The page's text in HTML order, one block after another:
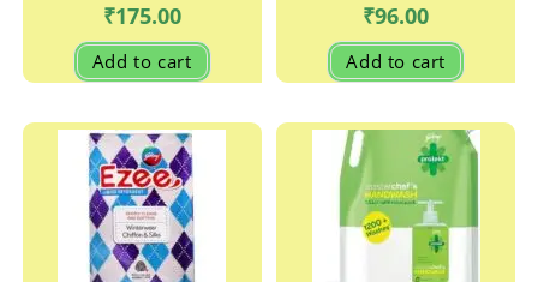
₹175.00
Add to cart
₹96.00
Add to cart